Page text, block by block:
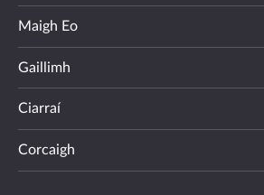
Maigh Eo
Gaillimh
Ciarraí
Corcaigh